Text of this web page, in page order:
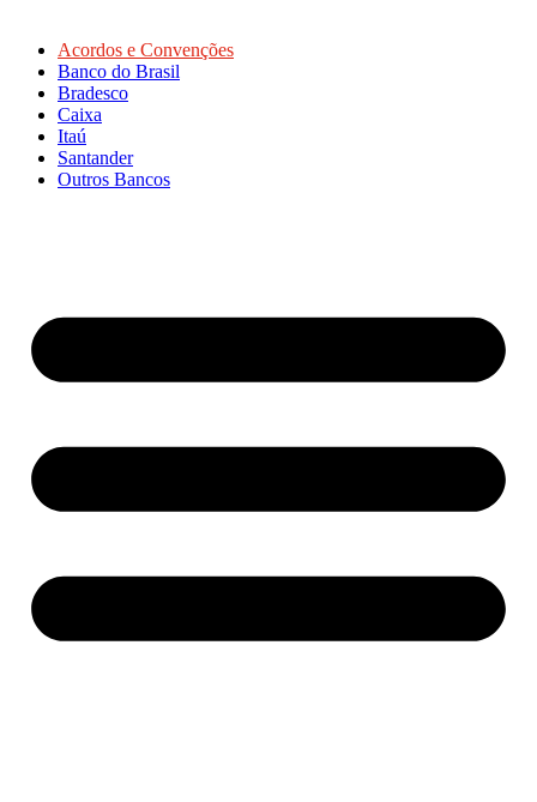
Acordos e Convenções
Banco do Brasil
Bradesco
Caixa
Itaú
Santander
Outros Bancos